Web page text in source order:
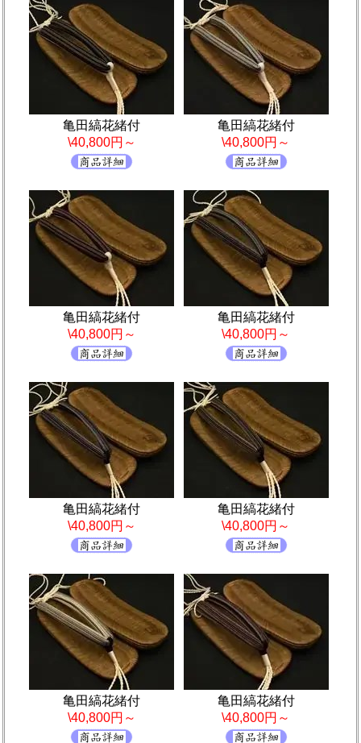
亀田縞花緒付
\40,800円～
亀田縞花緒付
\40,800円～
亀田縞花緒付
\40,800円～
亀田縞花緒付
\40,800円～
亀田縞花緒付
\40,800円～
亀田縞花緒付
\40,800円～
亀田縞花緒付
\40,800円～
亀田縞花緒付
\40,800円～